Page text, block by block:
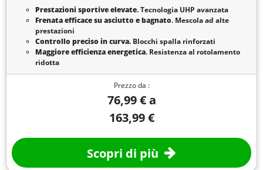
Prestazioni sportive elevate. Tecnologia UHP avanzata
Frenata efficace su asciutto e bagnato. Mescola ad alte
prestazioni
Controllo preciso in curva. Blocchi spalla rinforzati
Maggiore efficienza energetica. Resistenza al rotolamento
ridotta
Prezzo da :
76,99 € a
163,99 €
Scopri di più